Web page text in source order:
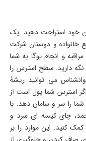
خود استراحت دهید. یک
خانواده و دوستان شرکت
و انجام یوگا به شما
دارید. سطح استرس را
می ­توانید ریشۀ
استرس شما پول است از
را سر و سامان دهد. با
چای کیسه­ ای سرد و
کنید. این موارد را بر